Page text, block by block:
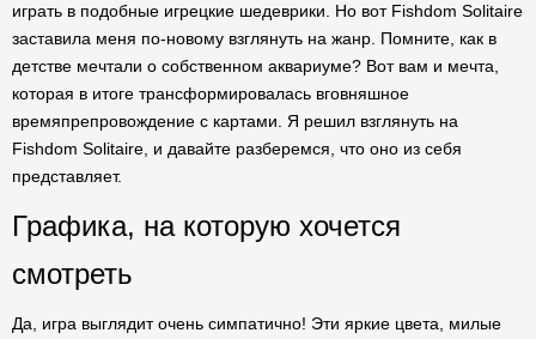
играть в подобные игрецкие шедеврики. Но вот Fishdom Solitaire
заставила меня по-новому взглянуть на жанр. Помните, как в
детстве мечтали о собственном аквариуме? Вот вам и мечта,
которая в итоге трансформировалась вговняшное
времяпрепровождение с картами. Я решил взглянуть на
Fishdom Solitaire, и давайте разберемся, что оно из себя
представляет.
Графика, на которую хочется
смотреть
Да, игра выглядит очень симпатично! Эти яркие цвета, милые